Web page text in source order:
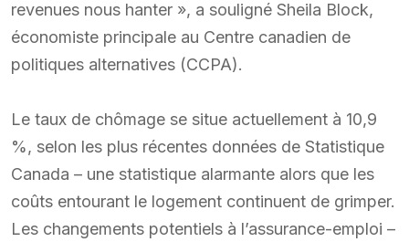
revenues nous hanter », a souligné Sheila Block,
économiste principale au Centre canadien de
politiques alternatives (CCPA).
Le taux de chômage se situe actuellement à 10,9
%, selon les plus récentes données de Statistique
Canada – une statistique alarmante alors que les
coûts entourant le logement continuent de grimper.
Les changements potentiels à l’assurance-emploi –